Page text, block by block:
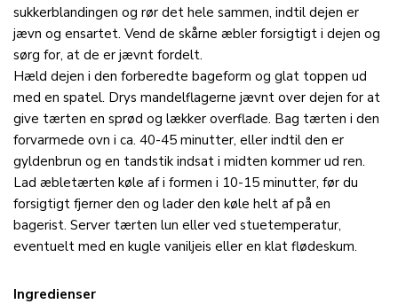
sukkerblandingen og rør det hele sammen, indtil dejen er
jævn og ensartet. Vend de skårne æbler forsigtigt i dejen og
sørg for, at de er jævnt fordelt.
Hæld dejen i den forberedte bageform og glat toppen ud
med en spatel. Drys mandelflagerne jævnt over dejen for at
give tærten en sprød og lækker overflade. Bag tærten i den
forvarmede ovn i ca. 40-45 minutter, eller indtil den er
gyldenbrun og en tandstik indsat i midten kommer ud ren.
Lad æbletærten køle af i formen i 10-15 minutter, før du
forsigtigt fjerner den og lader den køle helt af på en
bagerist. Server tærten lun eller ved stuetemperatur,
eventuelt med en kugle vaniljeis eller en klat flødeskum.
Ingredienser